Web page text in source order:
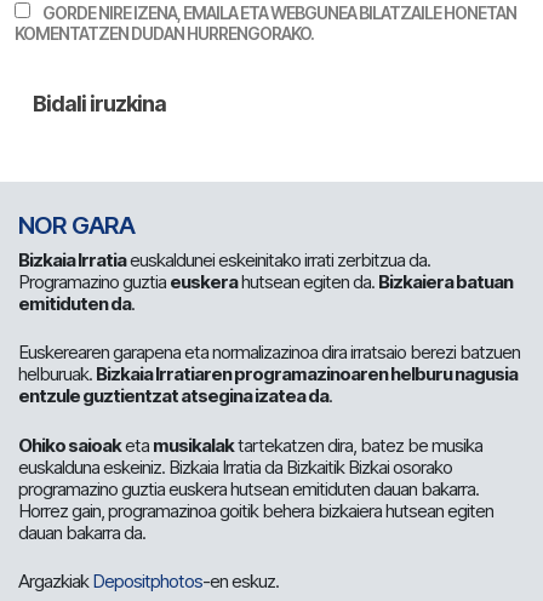
GORDE NIRE IZENA, EMAILA ETA WEBGUNEA BILATZAILE HONETAN
KOMENTATZEN DUDAN HURRENGORAKO.
NOR GARA
Bizkaia Irratiaeuskaldunei eskeinitako irrati zerbitzua da.
Programazino guztia euskerahutsean egiten da. Bizkaiera batuan
emitiduten da.
Euskerearen garapena eta normalizazinoa dira irratsaio berezi batzuen
helburuak. Bizkaia Irratiaren programazinoaren helburu nagusia
entzule guztientzat atsegina izatea da.
Ohiko saioaketa musikalaktartekatzen dira, batez be musika
euskalduna eskeiniz. Bizkaia Irratia da Bizkaitik Bizkai osorako
programazino guztia euskera hutsean emitiduten dauan bakarra.
Horrez gain, programazinoa goitik behera bizkaiera hutsean egiten
dauan bakarra da.
ArgazkiakDepositphotos-en eskuz.